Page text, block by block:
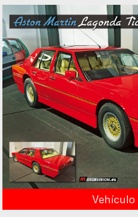
Vehículo